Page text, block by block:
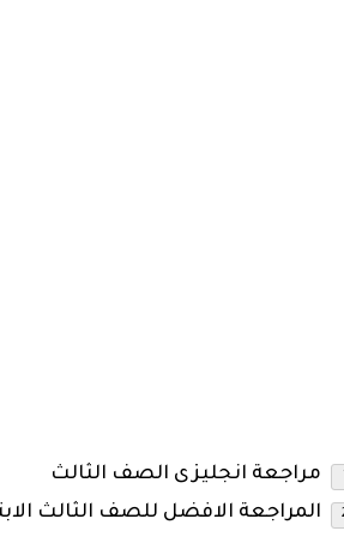
مراجعة انجليزى الصف الثالث
المراجعة الافضل للصف الثالث